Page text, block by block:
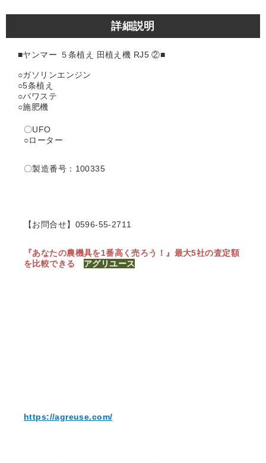
詳細説明
■ヤンマー ５条植え 田植え機 RJ5 ②■
○ガソリンエンジン
○5条植え
○パワステ
○施肥機
〇UFO
○ローター
〇製造番号：100335
【お問合せ】0596-55-2711
『あなたの農機具を1番高く売ろう！』 最大5社の査定額
を比較できる アグリユース
https://agreuse.com/